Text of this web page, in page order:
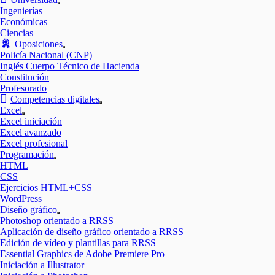
Mostrar
Ingenierías
Económicas
Ciencias
Oposiciones
Mostrar
el
submenú
Policía Nacional (CNP)
Inglés Cuerpo Técnico de Hacienda
Constitución
Profesorado
Competencias digitales
Mostrar
Excel
Mostrar
el
submenú
Excel iniciación
Excel avanzado
Excel profesional
Programación
Mostrar
HTML
CSS
Ejercicios HTML+CSS
WordPress
Diseño gráfico
Mostrar
el
submenú
Photoshop orientado a RRSS
Aplicación de diseño gráfico orientado a RRSS
Edición de vídeo y plantillas para RRSS
Essential Graphics de Adobe Premiere Pro
Iniciación a Illustrator